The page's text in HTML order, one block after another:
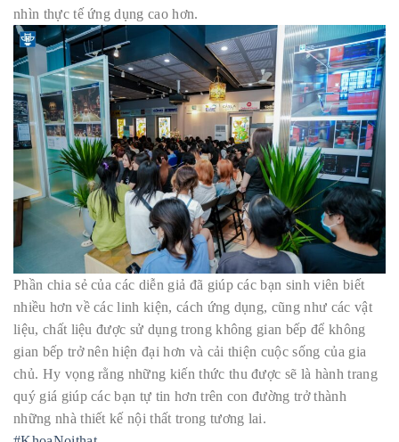
nhìn thực tế ứng dụng cao hơn.
Phần chia sẻ của các diễn giả đã giúp các bạn sinh viên biết
nhiều hơn về các linh kiện, cách ứng dụng, cũng như các vật
liệu, chất liệu được sử dụng trong không gian bếp để không
gian bếp trở nên hiện đại hơn và cải thiện cuộc sống của gia
chủ. Hy vọng rằng những kiến thức thu được sẽ là hành trang
quý giá giúp các bạn tự tin hơn trên con đường trở thành
những nhà thiết kế nội thất trong tương lai.